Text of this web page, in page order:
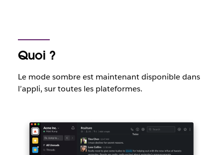
Quoi ?
Le mode sombre est maintenant disponible dans
l’appli, sur toutes les plateformes.